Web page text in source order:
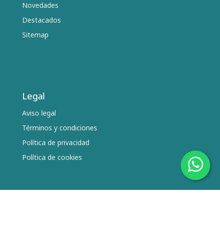
Novedades
Destacados
Sitemap
Legal
Aviso legal
Términos y condiciones
Política de privacidad
Política de cookies